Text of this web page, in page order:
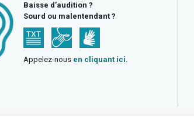
Baisse d’audition ?
Sourd ou malentendant ?
Appelez-nous en cliquant ici.